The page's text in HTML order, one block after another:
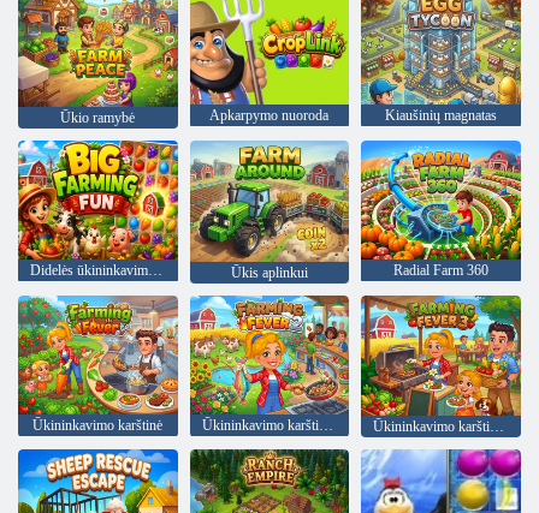
Ūkio ramybė Apkarpymo nuoroda Kiaušinių magnatas
Didelės ūkininkavimo pramogos Ūkis aplinkui Radial Farm 360
Ūkininkavimo karštinė Ūkininkavimo karštinė 2 Ūkininkavimo karštinė 3